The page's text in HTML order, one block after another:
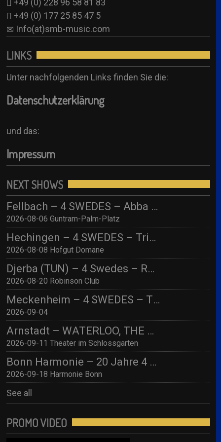
+49 (0) 228 96 58 81 83
+49 (0) 177 25 85 47 5
Info(at)smb-music.com
LINKS
Unter nachfolgenden Links finden Sie die:
Datenschutzerklärung
und das:
Impressum
NEXT SHOWS
Fellbach – 4 SWEDES – Abba Tribute / Live im Park 2026
2026-08-06 Guntram-Palm-Platz
Hechingen – 4 SWEDES – Tribute to ABBA/ Hofgut Domäne
2026-08-08 Hofgut Domäne
Djerba (TUN) – 4 Swedes – Robinson Djerba Bahia
2026-08-20 Robinson Club
Meckenheim – 4 SWEDES – TBA
2026-09-04
Arnstadt – WATERLOO, THE ABBA SHOW (by 4 Swedes – A Tribute To Abba) mit Streichquartett
2026-09-11 Theater im Schlossgarten
Bonn Harmonie – 20 Jahre 4 SWEDES – A Tribute to Abba / Jubiläumskonzert!
2026-09-18 Harmonie Bonn
See all
PROMO VIDEO